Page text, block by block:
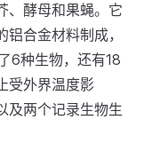
、酵母和果蝇。它
合金材料制成，
6种生物，还有18
受外界温度影
及两个记录生物生